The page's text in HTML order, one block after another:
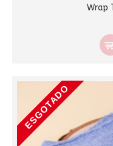
Wrap
ESGOTADO